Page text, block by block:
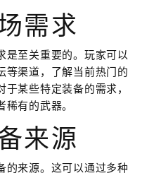
需求
是至关重要的。玩家可以
等渠道，了解当前热门的
某些特定装备的需求，
有的武器。
来源
的来源。这可以通过多种